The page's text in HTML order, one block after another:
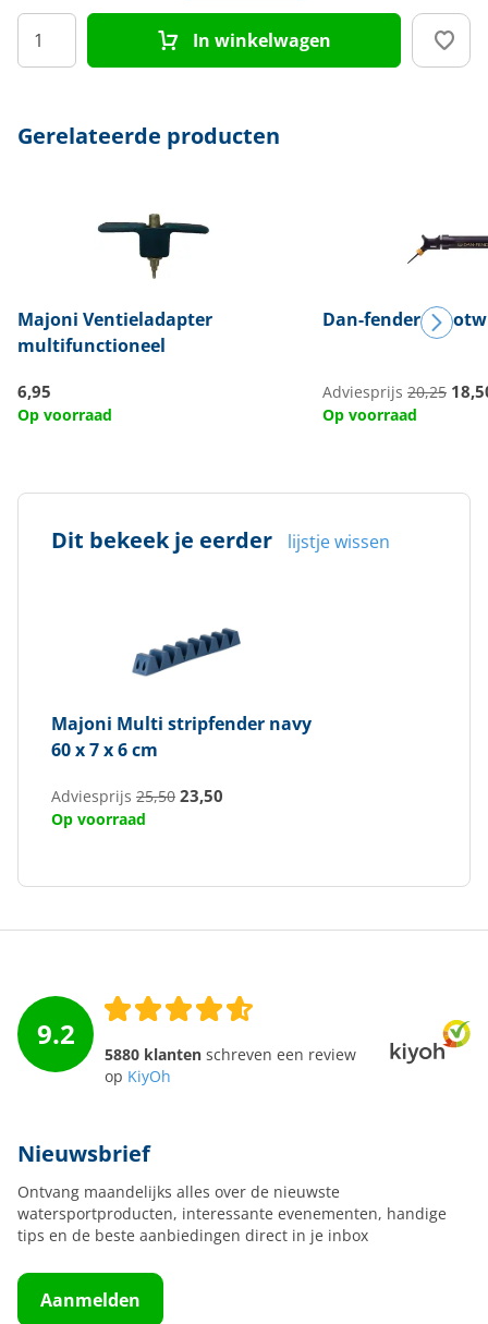
In winkelwagen
Gerelateerde producten
Majoni Ventieladapter
multifunctioneel
6,95
Op voorraad
Dan-fender
Adviesprijs 20,25
Op voorraad
Dit bekeek je eerder lijstje wissen
Majoni Multi stripfender navy
60 x 7 x 6 cm
Adviesprijs 25,50 23,50
Op voorraad
9.2
5880 klanten schreven een review
op KiyOh
Nieuwsbrief
Ontvang maandelijks alles over de nieuwste
watersportproducten, interessante evenementen, handige
tips en de beste aanbiedingen direct in je inbox
Aanmelden